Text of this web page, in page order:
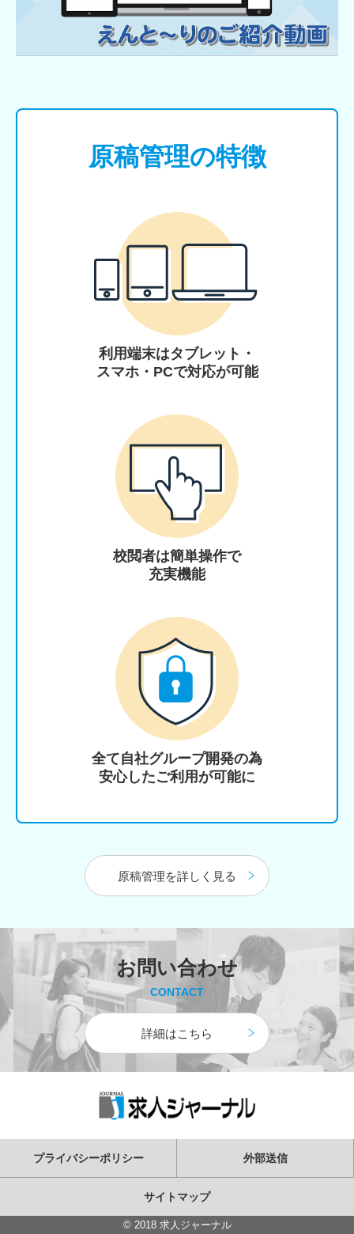
原稿管理の特徴
利用端末はタブレット・
スマホ・PCで対応が可能
校閲者は簡単操作で
充実機能
全て自社グループ開発の為
安心したご利用が可能に
原稿管理を詳しく見る
お問い合わせ
CONTACT
詳細はこちら
プライバシーポリシー 外部送信
サイトマップ
©2018 求人ジャーナル